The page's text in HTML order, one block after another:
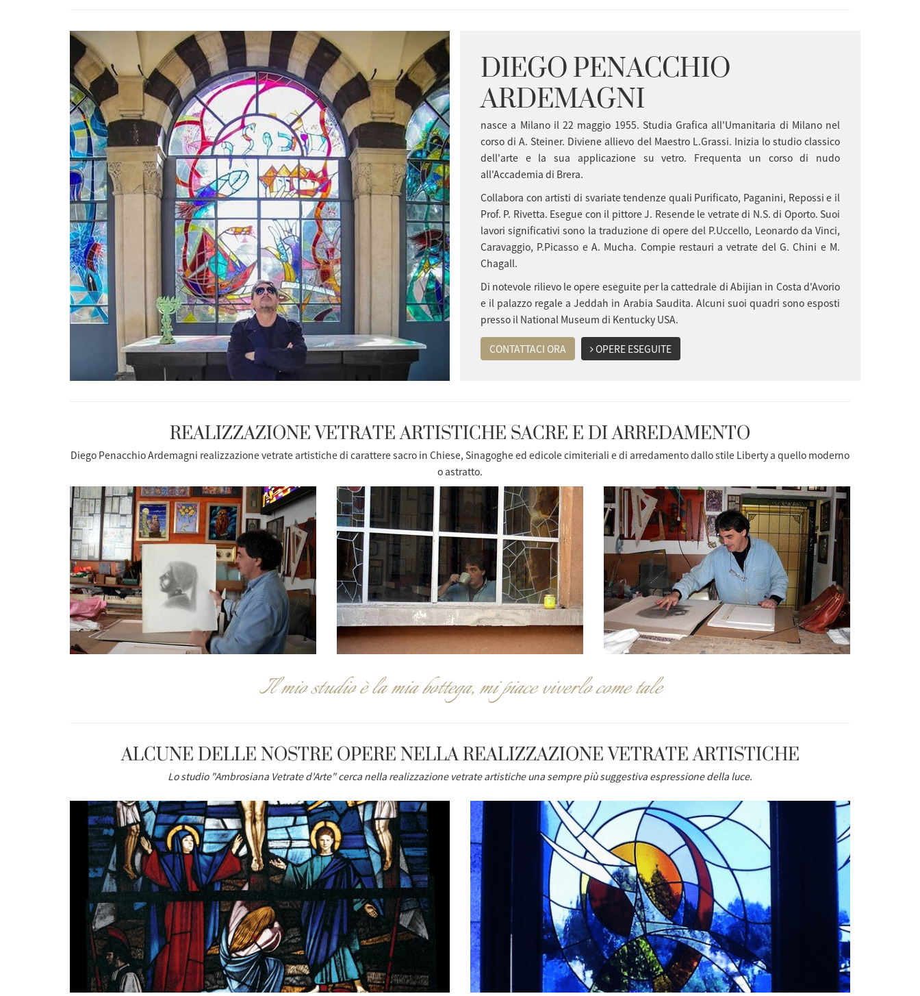
DIEGO PENACCHIO
ARDEMAGNI
nasce a Milano il 22 maggio 1955. Studia Grafica all'Umanitaria di Milano nel
corso di A. Steiner. Diviene allievo del Maestro L.Grassi. Inizia lo studio classico
dell'arte e la sua applicazione su vetro. Frequenta un corso di nudo
all'Accademia di Brera.
Collabora con artisti di svariate tendenze quali Purificato, Paganini, Repossi e il
Prof. P. Rivetta. Esegue con il pittore J. Resende le vetrate di N.S. di Oporto. Suoi
lavori significativi sono la traduzione di opere del P.Uccello, Leonardo da Vinci,
Caravaggio, P.Picasso e A. Mucha. Compie restauri a vetrate del G. Chini e M.
Chagall.
Di notevole rilievo le opere eseguite per la cattedrale di Abijian in Costa d'Avorio
e il palazzo regale a Jeddah in Arabia Saudita. Alcuni suoi quadri sono esposti
presso il National Museum di Kentucky USA.
CONTATTACI ORA OPERE ESEGUITE
REALIZZAZIONE VETRATE ARTISTICHESACRE E DI ARREDAMENTO
Diego Penacchio Ardemagni realizzazione vetrate artistichedi carattere sacro in Chiese, Sinagoghe ed edicole cimiteriali e di arredamento dallo stile Liberty a quello moderno
o astratto.
Il mio studio è la mia bottega, mi piace viverlo come tale
ALCUNE DELLE NOSTRE OPERE NELLA REALIZZAZIONE VETRATE ARTISTICHE
Lo studio "Ambrosiana Vetrate d'Arte" cerca nella realizzazione vetrate artisticheuna sempre più suggestiva espressione della luce.